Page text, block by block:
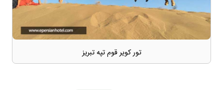
تور کویر قوم تپه تبریز